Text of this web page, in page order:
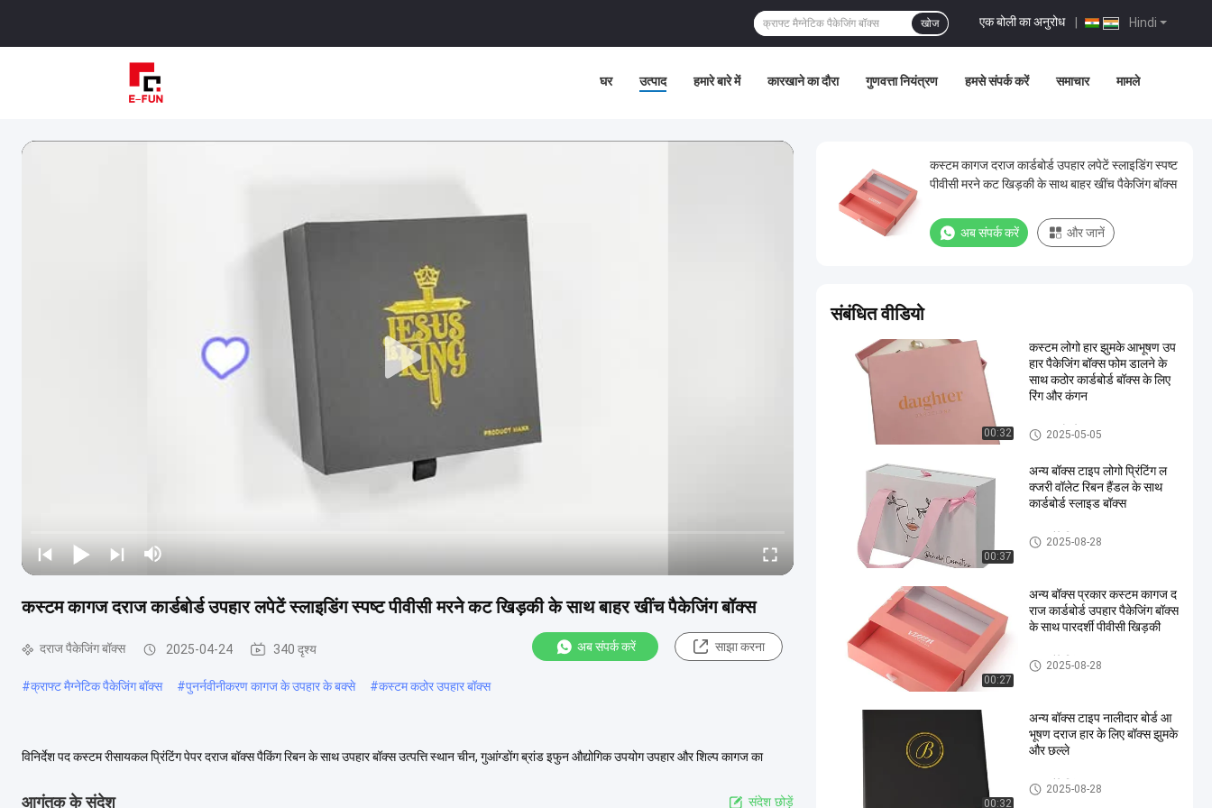
Hindi
एक बोली का अनुरोध
खोज
घर उत्पाद हमारे बारे में कारखाने का दौरा गुणवत्ता नियंत्रण हमसे संपर्क करें समाचार मामले
कस्टम कागज दराज कार्डबोर्ड उपहार लपेटें स्लाइडिंग स्पष्ट पीवीसी मरने कट खिड़की के साथ बाहर खींच पैकेजिंग बॉक्स
दराज पैकेजिंग बॉक्स 2025-04-24 340 दृश्य अब संपर्क करें साझा करना
#क्राफ्ट मैग्नेटिक पैकेजिंग बॉक्स #पुनर्नवीनीकरण कागज के उपहार के बक्से #कस्टम कठोर उपहार बॉक्स
विनिर्देश पद कस्टम रीसायकल प्रिंटिंग पेपर दराज बॉक्स पैकिंग रिबन के साथ उपहार बॉक्स उत्पत्ति स्थान चीन, गुआंग्डोंग ब्रांड इफुन औद्योगिक उपयोग उपहार और शिल्प कागज का
आगंतुक के संदेश संदेश छोड़ें
कस्टम कागज दराज कार्डबोर्ड उपहार लपेटें स्लाइडिंग स्पष्ट
पीवीसी मरने कट खिड़की के साथ बाहर खींच पैकेजिंग बॉक्स
अब संपर्क करें और जानें
संबंधित वीडियो
00:32
कस्टम लोगो हार झुमके आभूषण उप
हार पैकेजिंग बॉक्स फोम डालने के
साथ कठोर कार्डबोर्ड बॉक्स के लिए
रिंग और कंगन
ढक्कन और बेस बॉक्स
2025-05-05
00:37
अन्य बॉक्स टाइप लोगो प्रिंटिंग ल
क्जरी वॉलेट रिबन हैंडल के साथ
कार्डबोर्ड स्लाइड बॉक्स
दराज पैकेजिंग बॉक्स
2025-08-28
00:27
अन्य बॉक्स प्रकार कस्टम कागज द
राज कार्डबोर्ड उपहार पैकेजिंग बॉक्स
के साथ पारदर्शी पीवीसी खिड़की
दराज पैकेजिंग बॉक्स
2025-08-28
00:32
अन्य बॉक्स टाइप नालीदार बोर्ड आ
भूषण दराज हार के लिए बॉक्स झुमके
और छल्ले
दराज पैकेजिंग बॉक्स
2025-08-28